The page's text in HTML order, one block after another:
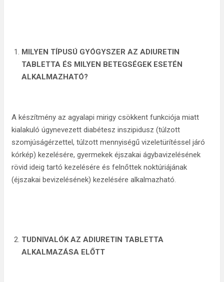
MILYEN TÍPUSÚ GYÓGYSZER AZ ADIURETIN
TABLETTA ÉS MILYEN BETEGSÉGEK ESETÉN
ALKALMAZHATÓ?
A készítmény az agyalapi mirigy csökkent funkciója miatt
kialakuló úgynevezett diabétesz inszipidusz (túlzott
szomjúságérzettel, túlzott mennyiségű vizeletürítéssel járó
kórkép) kezelésére, gyermekek éjszakai ágybavizelésének
rövid ideig tartó kezelésére és felnőttek noktúriájának
(éjszakai bevizelésének) kezelésére alkalmazható.
TUDNIVALÓK AZ ADIURETIN TABLETTA
ALKALMAZÁSA ELŐTT